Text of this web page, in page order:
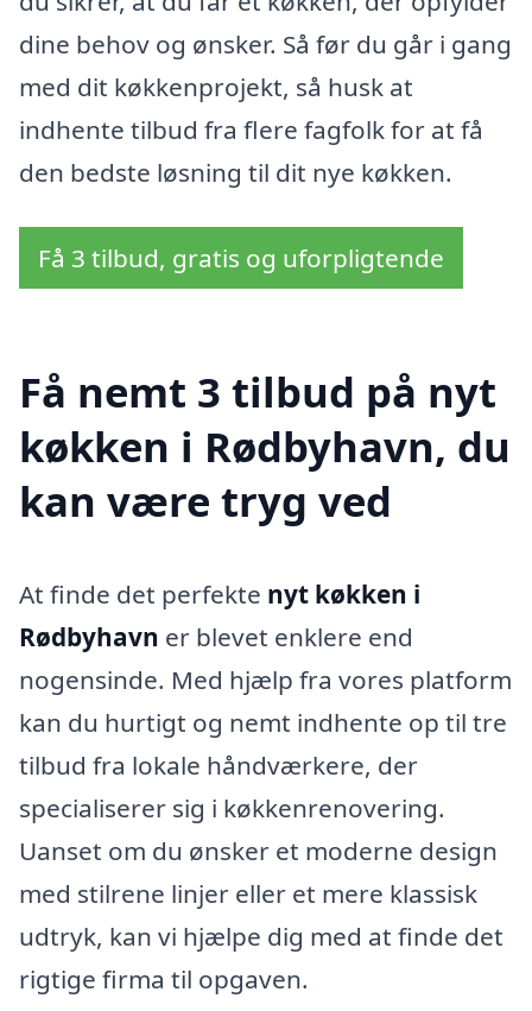
dine behov og ønsker. Så før du går i gang
med dit køkkenprojekt, så husk at
indhente tilbud fra flere fagfolk for at få
den bedste løsning til dit nye køkken.
Få 3 tilbud, gratis og uforpligtende
Få nemt 3 tilbud på nyt
køkken i Rødbyhavn, du
kan være tryg ved
At finde det perfekte nyt køkken i
Rødbyhavn er blevet enklere end
nogensinde. Med hjælp fra vores platform
kan du hurtigt og nemt indhente op til tre
tilbud fra lokale håndværkere, der
specialiserer sig i køkkenrenovering.
Uanset om du ønsker et moderne design
med stilrene linjer eller et mere klassisk
udtryk, kan vi hjælpe dig med at finde det
rigtige firma til opgaven.